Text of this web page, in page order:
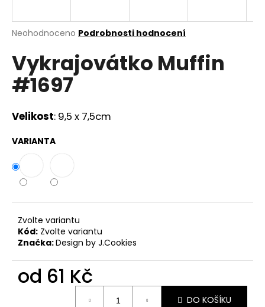
Průměrné
produktu
je
0,0
z
hvězdiček.
Neohodnoceno Podrobnosti hodnocení
Vykrajovátko Muffin
#1697
Velikost: 9,5 x 7,5cm
VARIANTA
Zvolte variantu
Kód: Zvolte variantu
Značka:Design by J.Cookies
od 61 Kč
DO KOŠÍKU
j
t
?
D
o
p
o
č
u